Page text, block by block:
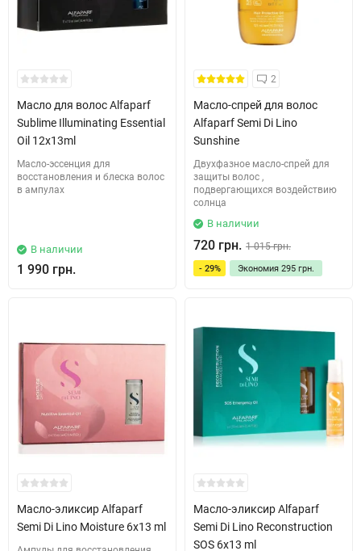
Масло для волос Alfaparf
Sublime Illuminating Essential
Oil 12x13ml
Масло-эссенция для
восстановления и блеска волос
в ампулах
В наличии
1 990 грн.
2
Масло-спрей для волос
Alfaparf Semi Di Lino
Sunshine
Двухфазное масло-спрей для
защиты волос ,
подвергающихся воздействию
солнца
В наличии
720 грн. 1 015 грн.
- 29% Экономия 295 грн.
Масло-эликсир Alfaparf
Semi Di Lino Moisture 6x13 ml
Масло-эликсир Alfaparf
Semi Di Lino Reconstruction
SOS 6x13 ml